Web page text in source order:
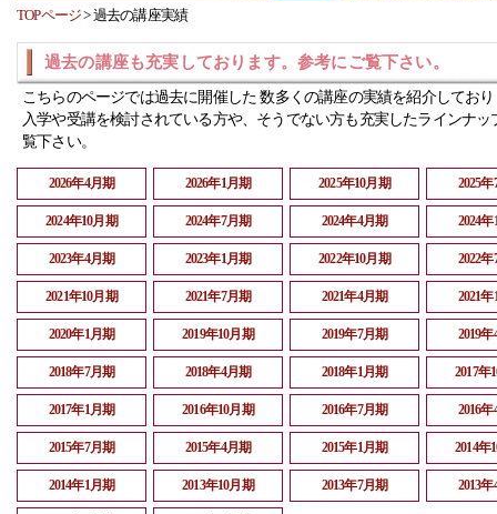
TOPページ>過去の講座実績
過去の講座も充実しております。参考にご覧下さい。
こちらのページでは過去に開催した 数多くの講座の実績を紹介してお
入学や受講を検討されている方や、そうでない方も充実したラインナッ
覧下さい。
2026年4月期 2026年1月期 2025年10月期 2025
2024年10月期 2024年7月期 2024年4月期 2024
2023年4月期 2023年1月期 2022年10月期 2022
2021年10月期 2021年7月期 2021年4月期 2021
2020年1月期 2019年10月期 2019年7月期 2019
2018年7月期 2018年4月期 2018年1月期 2017年
2017年1月期 2016年10月期 2016年7月期 2016
2015年7月期 2015年4月期 2015年1月期 2014年
2014年1月期 2013年10月期 2013年7月期 2013